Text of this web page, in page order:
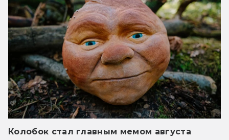
Колобок стал главным мемом августа